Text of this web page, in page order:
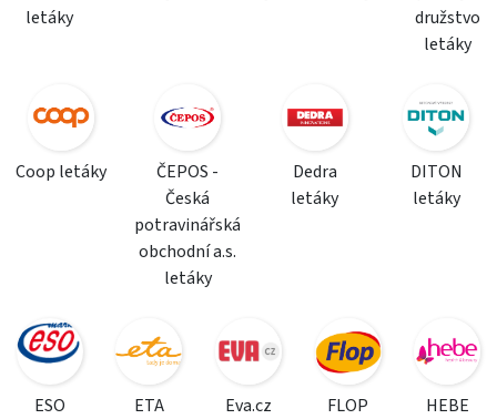
letáky
družstvo
letáky
Coop letáky
ČEPOS -
Česká
potravinářská
obchodní a.s.
letáky
Dedra
letáky
DITON
letáky
ESO
ETA
Eva.cz
FLOP
HEBE